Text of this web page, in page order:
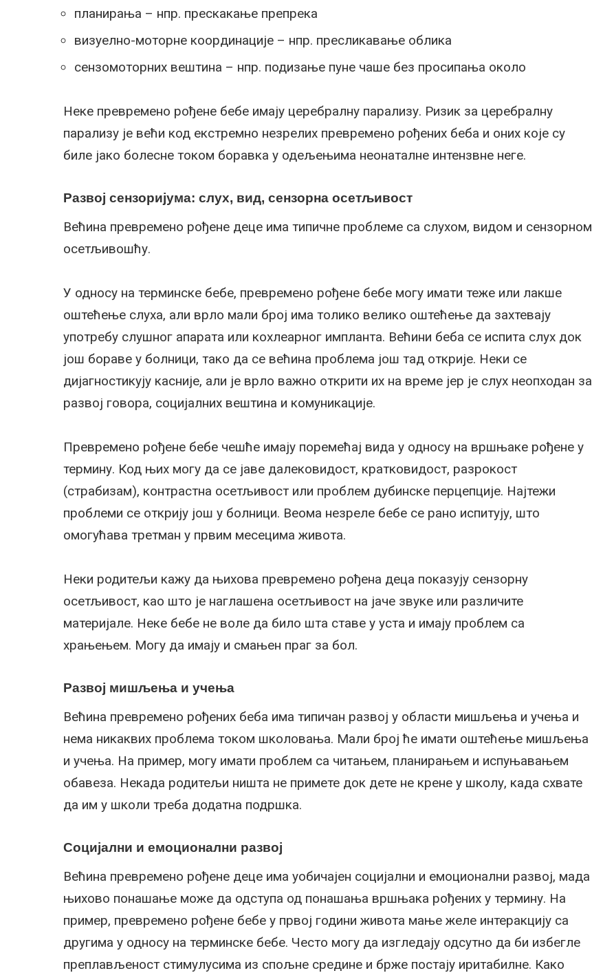
планирања – нпр. прескакање препрека
визуелно-моторне координације – нпр. пресликавање облика
сензомоторних вештина – нпр. подизање пуне чаше без просипања около
Неке превремено рођене бебе имају церебралну парализу. Ризик за церебралну
парализу је већи код екстремно незрелих превремено рођених беба и оних које су
биле јако болесне током боравка у одељењима неонаталне интензвне неге.
Развој сензоријума: слух, вид, сензорна осетљивост
Већина превремено рођене деце има типичне проблеме са слухом, видом и сензорном
осетљивошћу.
У односу на терминске бебе, превремено рођене бебе могу имати теже или лакше
оштећење слуха, али врло мали број има толико велико оштећење да захтевају
употребу слушног апарата или кохлеарног импланта. Већини беба се испита слух док
још бораве у болници, тако да се већина проблема још тад открије. Неки се
дијагностикују касније, али је врло важно открити их на време јер је слух неопходан за
развој говора, социјалних вештина и комуникације.
Превремено рођене бебе чешће имају поремећај вида у односу на вршњаке рођене у
термину. Код њих могу да се јаве далековидост, кратковидост, разрокост
(страбизам), контрастна осетљивост или проблем дубинске перцепције. Најтежи
проблеми се открију још у болници. Веома незреле бебе се рано испитују, што
омогућава третман у првим месецима живота.
Неки родитељи кажу да њихова превремено рођена деца показују сензорну
осетљивост, као што је наглашена осетљивост на јаче звуке или различите
материјале. Неке бебе не воле да било шта ставе у уста и имају проблем са
храњењем. Могу да имају и смањен праг за бол.
Развој мишљења и учења
Већина превремено рођених беба има типичан развој у области мишљења и учења и
нема никаквих проблема током школовања. Мали број ће имати оштећење мишљења
и учења. На пример, могу имати проблем са читањем, планирањем и испуњавањем
обавеза. Некада родитељи ништа не примете док дете не крене у школу, када схвате
да им у школи треба додатна подршка.
Социјални и емоционални развој
Већина превремено рођене деце има уобичајен социјални и емоционални развој, мада
њихово понашање може да одступа од понашања вршњака рођених у термину. На
пример, превремено рођене бебе у првој години живота мање желе интеракцију са
другима у односу на терминске бебе. Често могу да изгледају одсутно да би избегле
преплављеност стимулусима из спољне средине и брже постају иритабилне. Како